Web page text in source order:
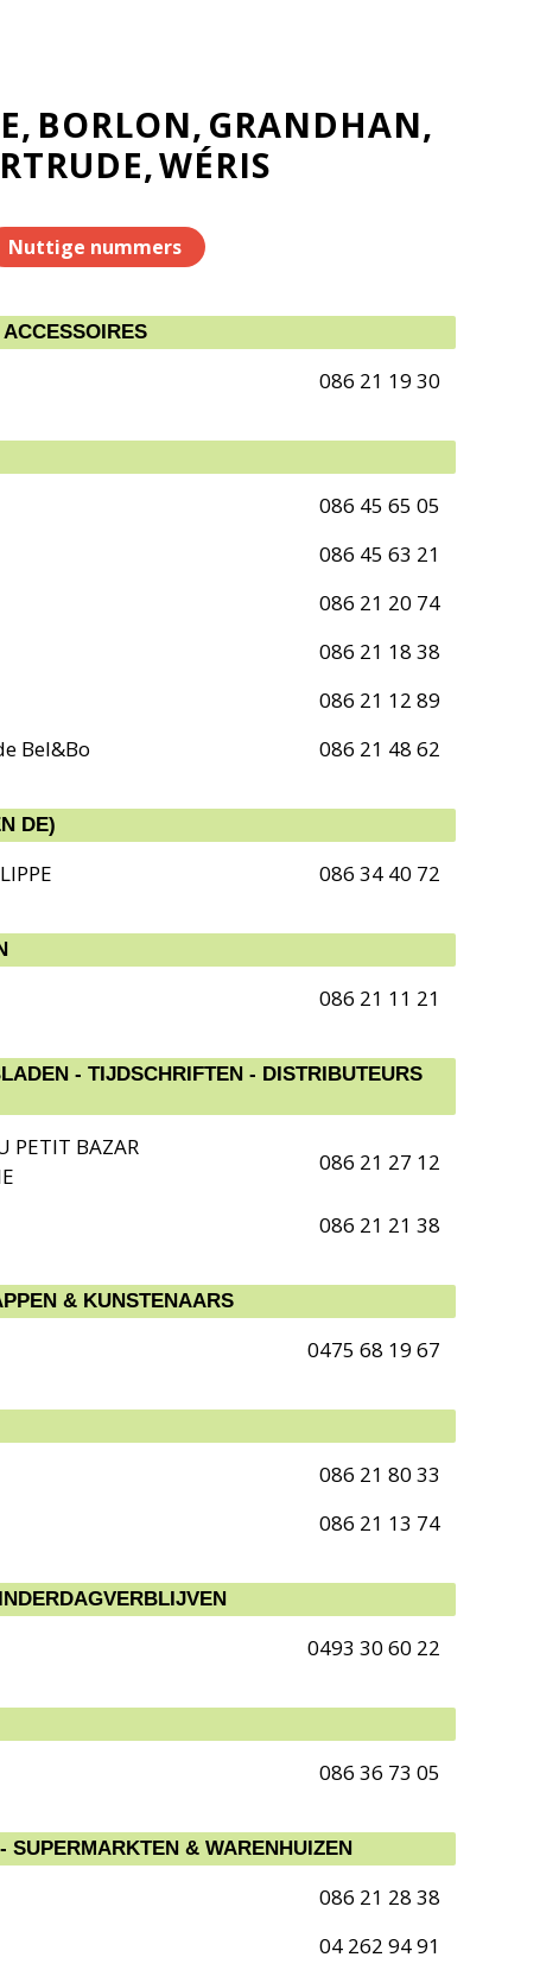
BORLON GRANDHAN
WÉRIS
Nuttige nummers
086 21 19 30
086 45 65 05
086 45 63 21
086 21 20 74
086 21 18 38
086 21 12 89
Bel&Bo
086 21 48 62
DE)
086 34 40 72
086 21 11 21
- TIJDSCHRIFTEN - DISTRIBUTEURS
PETIT BAZAR
086 21 27 12
086 21 21 38
& KUNSTENAARS
0475 68 19 67
086 21 80 33
086 21 13 74
0493 30 60 22
086 36 73 05
SUPERMARKTEN & WARENHUIZEN
086 21 28 38
04 262 94 91